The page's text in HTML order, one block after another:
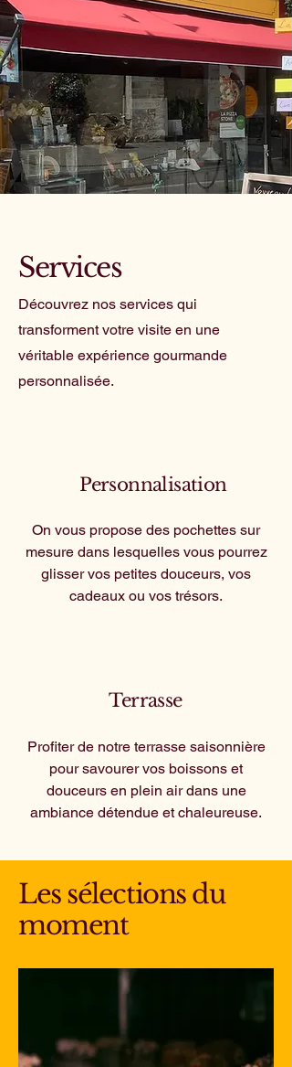
Services
Découvrez nos services qui
transforment votre visite en une
véritable expérience gourmande
personnalisée.
Personnalisation
On vous propose des pochettes sur
mesure dans lesquelles vous pourrez
glisser vos petites douceurs, vos
cadeaux ou vos trésors.
Terrasse
Profiter de notre terrasse saisonnière
pour savourer vos boissons et
douceurs en plein air dans une
ambiance détendue et chaleureuse.
Les sélections du
moment